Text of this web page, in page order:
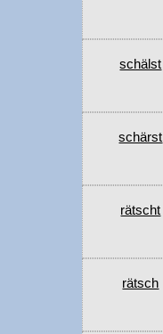
schälst
schärst
rätscht
rätsch